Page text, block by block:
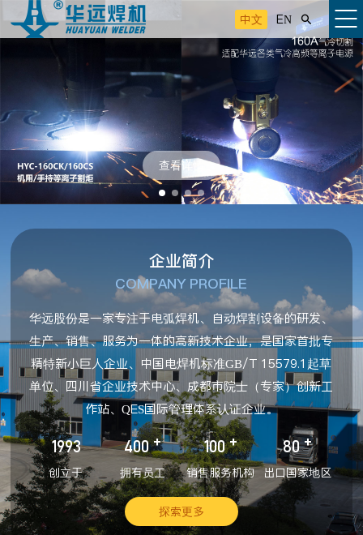
中文 EN 
查看详情
企业简介
COMPANY PROFILE
华远股份是一家专注于电弧焊机、自动焊割设备的研发、
生产、销售、服务为一体的高新技术企业，是国家首批专
精特新小巨人企业、中国电焊机标准GB/T 15579.1起草
单位、四川省企业技术中心、成都市院士（专家）创新工
作站、QES国际管理体系认证企业。
1993
创立于
400 +
拥有员工
100 +
销售服务机构
80 +
出口国家地区
探索更多